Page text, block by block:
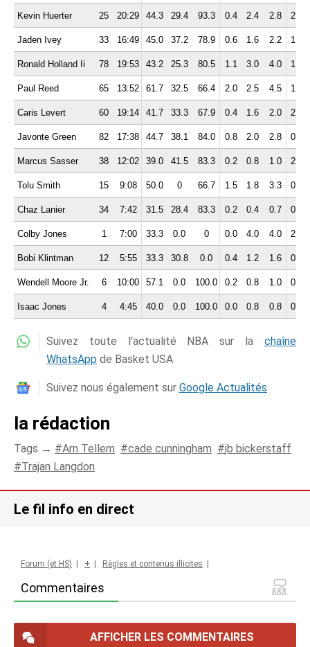
Kevin Huerter 25 20:29 44.3 29.4 93.3 0.4 2.4 2.8 2.5
Jaden Ivey 33 16:49 45.0 37.2 78.9 0.6 1.6 2.2 1.6
Ronald Holland Ii 78 19:53 43.2 25.3 80.5 1.1 3.0 4.0 1.2
Paul Reed 65 13:52 61.7 32.5 66.4 2.0 2.5 4.5 1.2
Caris Levert 60 19:14 41.7 33.3 67.9 0.4 1.6 2.0 2.7
Javonte Green 82 17:38 44.7 38.1 84.0 0.8 2.0 2.8 0.7
Marcus Sasser 38 12:02 39.0 41.5 83.3 0.2 0.8 1.0 2.0
Tolu Smith 15 9:08 50.0 0 66.7 1.5 1.8 3.3 0.9
Chaz Lanier 34 7:42 31.5 28.4 83.3 0.2 0.4 0.7 0.5
Colby Jones 1 7:00 33.3 0.0 0 0.0 4.0 4.0 2.0
Bobi Klintman 12 5:55 33.3 30.8 0.0 0.4 1.2 1.6 0.5
Wendell Moore Jr. 6 10:00 57.1 0.0 100.0 0.2 0.8 1.0 0.7
Isaac Jones 4 4:45 40.0 0.0 100.0 0.0 0.8 0.8 0.0
Suivez toute l'actualité NBA sur la chaîne
WhatsApp de Basket USA
Suivez nous également sur Google Actualités
la rédaction
Tags → Arn Tellem cade cunningham
jb bickerstaff
Trajan Langdon
Le fil info en direct
Commentaires
Forum (et HS) + Règles et contenus illicites
AFFICHER LES COMMENTAIRES